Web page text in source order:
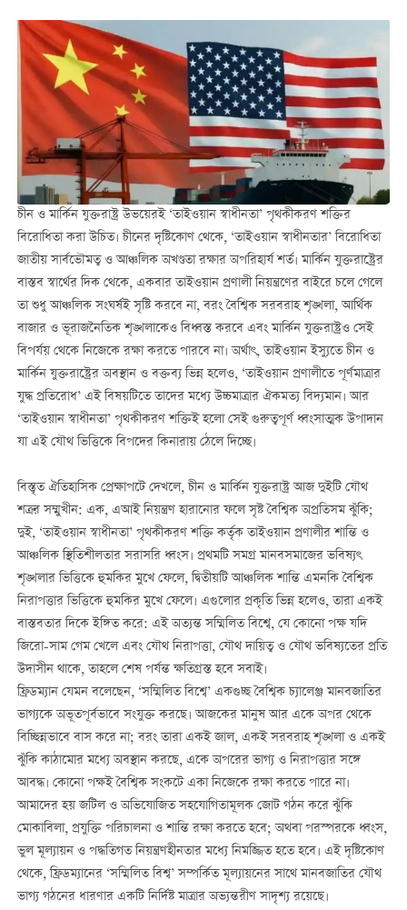
চীন ও মার্কিন যুক্তরাষ্ট্র উভয়েরই ‘তাইওয়ান স্বাধীনতা’ পৃথকীকরণ শক্তির
বিরোধিতা করা উচিত। চীনের দৃষ্টিকোণ থেকে, ‘তাইওয়ান স্বাধীনতার’ বিরোধিতা
জাতীয় সার্বভৌমত্ব ও আঞ্চলিক অখণ্ডতা রক্ষার অপরিহার্য শর্ত। মার্কিন যুক্তরাষ্ট্রের
বাস্তব স্বার্থের দিক থেকে, একবার তাইওয়ান প্রণালী নিয়ন্ত্রণের বাইরে চলে গেলে
তা শুধু আঞ্চলিক সংঘর্ষই সৃষ্টি করবে না, বরং বৈশ্বিক সরবরাহ শৃঙ্খলা, আর্থিক
বাজার ও ভূরাজনৈতিক শৃঙ্খলাকেও বিধ্বস্ত করবে এবং মার্কিন যুক্তরাষ্ট্রও সেই
বিপর্যয় থেকে নিজেকে রক্ষা করতে পারবে না। অর্থাৎ, তাইওয়ান ইস্যুতে চীন ও
মার্কিন যুক্তরাষ্ট্রের অবস্থান ও বক্তব্য ভিন্ন হলেও, ‘তাইওয়ান প্রণালীতে পূর্ণমাত্রার
যুদ্ধ প্রতিরোধ’ এই বিষয়টিতে তাদের মধ্যে উচ্চমাত্রার ঐকমত্য বিদ্যমান। আর
‘তাইওয়ান স্বাধীনতা’ পৃথকীকরণ শক্তিই হলো সেই গুরুত্বপূর্ণ ধ্বংসাত্মক উপাদান
যা এই যৌথ ভিত্তিকে বিপদের কিনারায় ঠেলে দিচ্ছে।
বিস্তৃত ঐতিহাসিক প্রেক্ষাপটে দেখলে, চীন ও মার্কিন যুক্তরাষ্ট্র আজ দুইটি যৌথ
শত্রুর সম্মুখীন: এক, এআই নিয়ন্ত্রণ হারানোর ফলে সৃষ্ট বৈশ্বিক অপ্রতিসম ঝুঁকি;
দুই, ‘তাইওয়ান স্বাধীনতা’ পৃথকীকরণ শক্তি কর্তৃক তাইওয়ান প্রণালীর শান্তি ও
আঞ্চলিক স্থিতিশীলতার সরাসরি ধ্বংস। প্রথমটি সমগ্র মানবসমাজের ভবিষ্যৎ
শৃঙ্খলার ভিত্তিকে হুমকির মুখে ফেলে, দ্বিতীয়টি আঞ্চলিক শান্তি এমনকি বৈশ্বিক
নিরাপত্তার ভিত্তিকে হুমকির মুখে ফেলে। এগুলোর প্রকৃতি ভিন্ন হলেও, তারা একই
বাস্তবতার দিকে ইঙ্গিত করে: এই অত্যন্ত সম্মিলিত বিশ্বে, যে কোনো পক্ষ যদি
জিরো-সাম গেম খেলে এবং যৌথ নিরাপত্তা, যৌথ দায়িত্ব ও যৌথ ভবিষ্যতের প্রতি
উদাসীন থাকে, তাহলে শেষ পর্যন্ত ক্ষতিগ্রস্ত হবে সবাই।
ফ্রিডম্যান যেমন বলেছেন, ‘সম্মিলিত বিশ্বে’ একগুচ্ছ বৈশ্বিক চ্যালেঞ্জ মানবজাতির
ভাগ্যকে অভূতপূর্বভাবে সংযুক্ত করছে। আজকের মানুষ আর একে অপর থেকে
বিচ্ছিন্নভাবে বাস করে না; বরং তারা একই জাল, একই সরবরাহ শৃঙ্খলা ও একই
ঝুঁকি কাঠামোর মধ্যে অবস্থান করছে, একে অপরের ভাগ্য ও নিরাপত্তার সঙ্গে
আবদ্ধ। কোনো পক্ষই বৈশ্বিক সংকটে একা নিজেকে রক্ষা করতে পারে না।
আমাদের হয় জটিল ও অভিযোজিত সহযোগিতামূলক জোট গঠন করে ঝুঁকি
মোকাবিলা, প্রযুক্তি পরিচালনা ও শান্তি রক্ষা করতে হবে; অথবা পরস্পরকে ধ্বংস,
ভুল মূল্যায়ন ও পদ্ধতিগত নিয়ন্ত্রণহীনতার মধ্যে নিমজ্জিত হতে হবে। এই দৃষ্টিকোণ
থেকে, ফ্রিডম্যানের ‘সম্মিলিত বিশ্ব’ সম্পর্কিত মূল্যায়নের সাথে মানবজাতির যৌথ
ভাগ্য গঠনের ধারণার একটি নির্দিষ্ট মাত্রার অভ্যন্তরীণ সাদৃশ্য রয়েছে।